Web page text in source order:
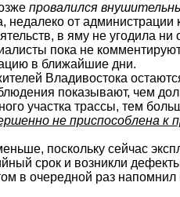
провалился
недалеко от администрации
в яму не угодила
пока не
в ближайшие дни.
Владивостока
показывают, чем
участка трассы, тем
не приспособлена к
поскольку сейчас
срок и возникли
в очередной раз напомнил